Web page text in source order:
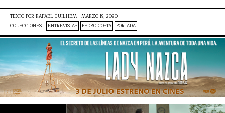
TEXTO POR RAFAEL GUILHEM | MARZO 19, 2020
COLECCIONES | ENTREVISTAS PEDRO COSTA PORTADA